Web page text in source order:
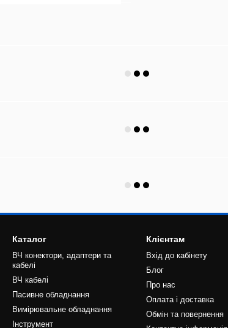
Каталог
ВЧ конектори, адаптери та
кабелі
ВЧ кабелі
Пасивне обладнання
Вимірювальне обладнання
Інструмент
Клієнтам
Вхід до кабінету
Блог
Про нас
Оплата і доставка
Обмін та повернення